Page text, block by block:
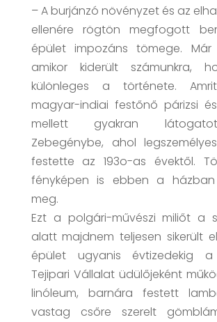
– A burjánzó növényzet és az
ellenére rögtön megfogott
épület impozáns tömege. Már
amikor kiderült számunkra,
különleges a története.
magyar-indiai festőnő párizsi
mellett gyakran
Zebegénybe, ahol
festette az 193o-as évektől.
fényképen is ebben a házban
meg.
Ezt a polgári-művészi miliőt a
alatt majdnem teljesen sikerült
épület ugyanis évtizedekig a
Tejipari Vállalat üdülőjeként
linóleum, barnára festett
vastag csőre szerelt